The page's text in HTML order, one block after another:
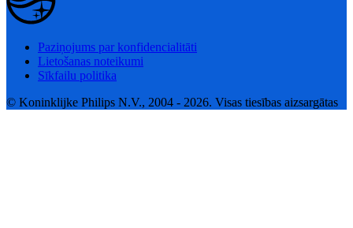
Paziņojums par konfidencialitāti
Lietošanas noteikumi
Sīkfailu politika
© Koninklijke Philips N.V., 2004 - 2026. Visas tiesības aizsargātas